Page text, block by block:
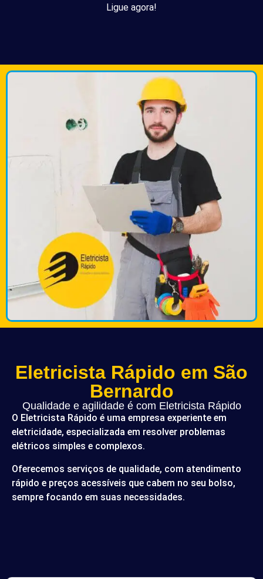
Ligue agora!
Eletricista Rápido em São
Bernardo
Qualidade e agilidade é com Eletricista Rápido
O Eletricista Rápido é uma empresa experiente em
eletricidade, especializada em resolver problemas
elétricos simples e complexos.
Oferecemos serviços de qualidade, com atendimento
rápido e preços acessíveis que cabem no seu bolso,
sempre focando em suas necessidades.